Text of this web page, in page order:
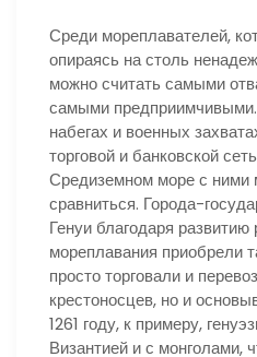
Среди мореплавателей,
опираясь на столь
можно считать самыми
самыми
набегах и военных
торговой и банковской
Средиземном море с ними
сравниться. Города-
Генуи благодаря
мореплавания приобрели
просто торговали и
крестоносцев, но и
1261 году, к примеру,
Византией и с монголами,